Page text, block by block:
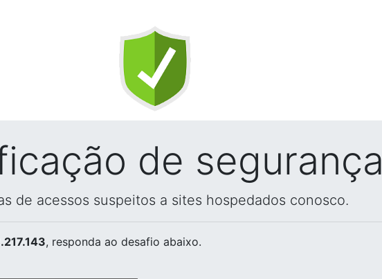
de segurança
de acessos suspeitos a sites hospedados conosco.
, responda ao desafio abaixo.